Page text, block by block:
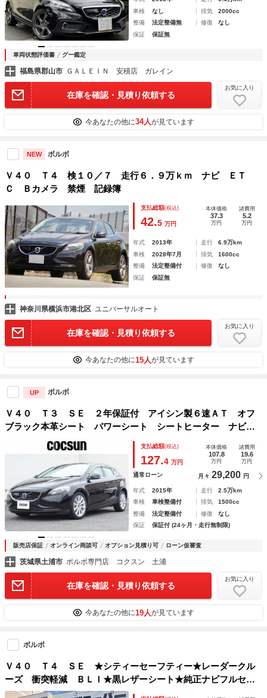
車検
なし 排気
2000cc
整備
法定整備無 修復
なし
保証
保証無
車両状態評価書 グー鑑定
福島県郡山市 ＧＡＬＥＩＮ 安積店 ガレイン
在庫を確認・見積り依頼する
お気に入り
今あなたの他に34人が見ています
NEW ボルボ
Ｖ４０ Ｔ４ 検１０／７ 走行６．９万ｋｍ ナビ ＥＴ
Ｃ Ｂカメラ 禁煙 記録簿
支払総額(税込)
42.5 万円
本体価格
37.3
万円
諸費用
5.2
万円
年式 2013年 走行
6.9万km
車検
2028年7月 排気
1600cc
整備
法定整備付 修復
なし
保証
保証無
神奈川県横浜市港北区 ユニバーサルオート
在庫を確認・見積り依頼する
お気に入り
今あなたの他に15人が見ています
UP ボルボ
Ｖ４０ Ｔ３ ＳＥ ２年保証付 アイシン製６速ＡＴ オフ
ブラック本革シート パワーシート シートヒーター ナビゲ
ーション リアビューカメラ キーレスドライブ １７インチ
アルミホイール ドライブレコーダー 禁煙車
支払総額(税込)
127.4 万円
本体価格
107.8
万円
諸費用
19.6
万円
通常ローン 月々 29,200 円
年式 2015年 走行
2.5万km
車検
車検整備付 排気
1500cc
整備
法定整備付 修復
なし
保証
保証付 (24ヶ月・走行無制限)
販売店保証 オンライン商談可 オプション見積り可 ローン仮審査
茨城県土浦市 ボルボ専門店 コクスン 土浦
在庫を確認・見積り依頼する
お気に入り
今あなたの他に19人が見ています
ボルボ
Ｖ４０ Ｔ４ ＳＥ ★シティーセーフティー★レーダークル
ーズ 衝突軽減 ＢＬＩ★黒レザーシート★純正ナビフルセグ
ＤＶＤＢｌｕｅｔｏｏｔｈ★７Ｂカメラシートヒーター★パワ